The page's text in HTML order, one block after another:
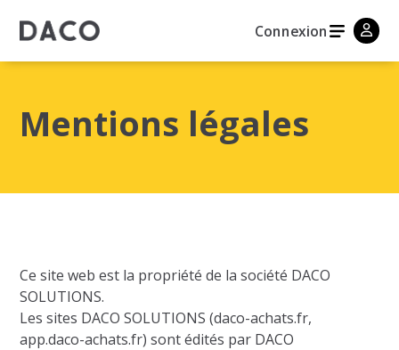
Connexion
Mentions légales
Ce site web est la propriété de la société DACO
SOLUTIONS.
Les sites DACO SOLUTIONS (daco-achats.fr,
app.daco-achats.fr) sont édités par DACO